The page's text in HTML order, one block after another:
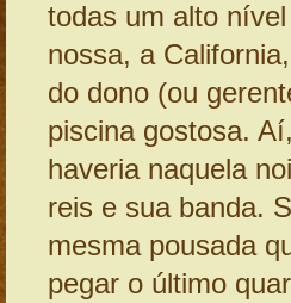
todas um alto
nossa, a
do dono (ou
piscina gostosa.
haveria naquela
reis e sua banda.
mesma pousada
pegar o último